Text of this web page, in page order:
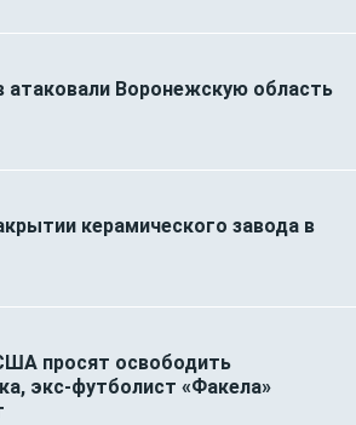
атаковали Воронежскую область
керамического завода в
просят освободить
экс-футболист «Факела»